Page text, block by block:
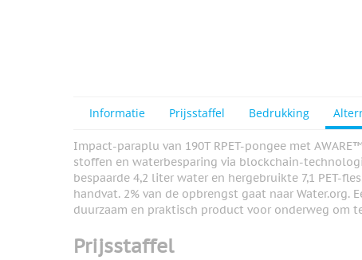
Informatie Prijsstaffel Bedrukking
Impact-paraplu van 190T RPET-pongee met
stoffen en waterbesparing via blockchain-
bespaarde 4,2 liter water en hergebruikte 7,1 PET-
handvat. 2% van de opbrengst gaat naar Water.org.
duurzaam en praktisch product voor onderweg om
Prijsstaffel